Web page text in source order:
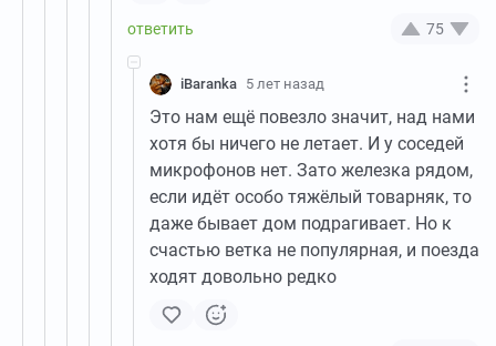
75
iBaranka 5 лет назад
Это нам ещё повезло значит, над нами
хотя бы ничего не летает. И у соседей
микрофонов нет. Зато железка рядом,
если идёт особо тяжёлый товарняк, то
даже бывает дом подрагивает. Но к
счастью ветка не популярная, и поезда
ходят довольно редко